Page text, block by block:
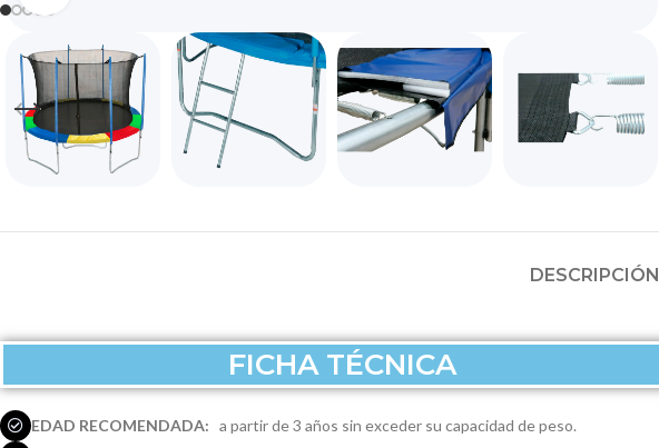
DESCRIPCIÓN
FICHA TÉCNICA
EDAD RECOMENDADA: a partir de 3 años sin exceder su capacidad de peso.